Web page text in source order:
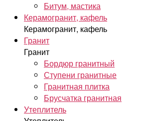
Битум, мастика
Керамогранит, кафель
Керамогранит, кафель
Гранит
Гранит
Бордюр гранитный
Ступени гранитные
Гранитная плитка
Брусчатка гранитная
Утеплитель